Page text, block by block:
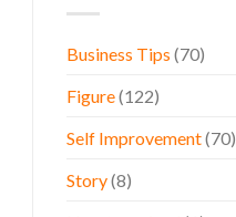
Business Tips (70)
Figure(122)
Self Improvement(70)
Story(8)